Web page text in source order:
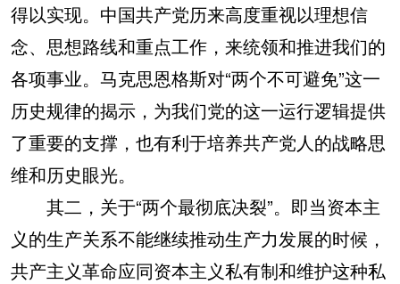
得以实现。中国共产党历来高度重视以理想信
念、思想路线和重点工作，来统领和推进我们的
各项事业。马克思恩格斯对“两个不可避免”这一
历史规律的揭示，为我们党的这一运行逻辑提供
了重要的支撑，也有利于培养共产党人的战略思
维和历史眼光。
其二，关于“两个最彻底决裂”。即当资本主
义的生产关系不能继续推动生产力发展的时候，
共产主义革命应同资本主义私有制和维护这种私